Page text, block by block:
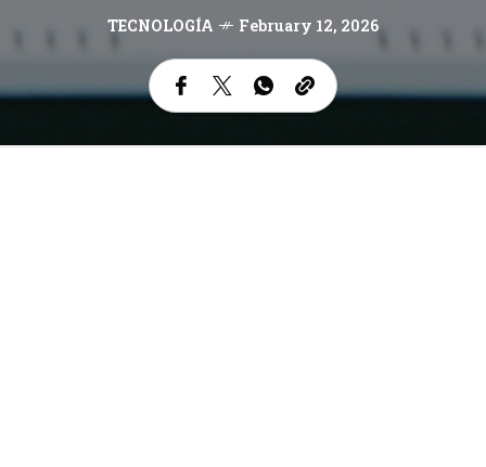
TECNOLOGÍA February 12, 2026